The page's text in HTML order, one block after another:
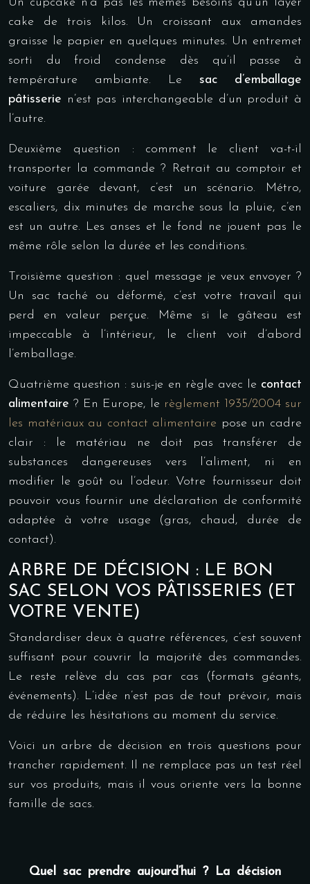
cake de trois kilos. Un croissant aux amandes
graisse le papier en quelques minutes. Un entremet
sorti du froid condense dès qu’il passe à
température ambiante. Le sac d’emballage
pâtisserie n’est pas interchangeable d’un produit à
l’autre.
Deuxième question : comment le client va-t-il
transporter la commande ? Retrait au comptoir et
voiture garée devant, c’est un scénario. Métro,
escaliers, dix minutes de marche sous la pluie, c’en
est un autre. Les anses et le fond ne jouent pas le
même rôle selon la durée et les conditions.
Troisième question : quel message je veux envoyer ?
Un sac taché ou déformé, c’est votre travail qui
perd en valeur perçue. Même si le gâteau est
impeccable à l’intérieur, le client voit d’abord
l’emballage.
Quatrième question : suis-je en règle avec le contact
alimentaire ? En Europe, le règlement 1935/2004 sur
les matériaux au contact alimentaire pose un cadre
clair : le matériau ne doit pas transférer de
substances dangereuses vers l’aliment, ni en
modifier le goût ou l’odeur. Votre fournisseur doit
pouvoir vous fournir une déclaration de conformité
adaptée à votre usage (gras, chaud, durée de
contact).
ARBRE DE DÉCISION : LE BON
SAC SELON VOS PÂTISSERIES (ET
VOTRE VENTE)
Standardiser deux à quatre références, c’est souvent
suffisant pour couvrir la majorité des commandes.
Le reste relève du cas par cas (formats géants,
événements). L’idée n’est pas de tout prévoir, mais
de réduire les hésitations au moment du service.
Voici un arbre de décision en trois questions pour
trancher rapidement. Il ne remplace pas un test réel
sur vos produits, mais il vous oriente vers la bonne
famille de sacs.
Quel sac prendre aujourd’hui ? La décision